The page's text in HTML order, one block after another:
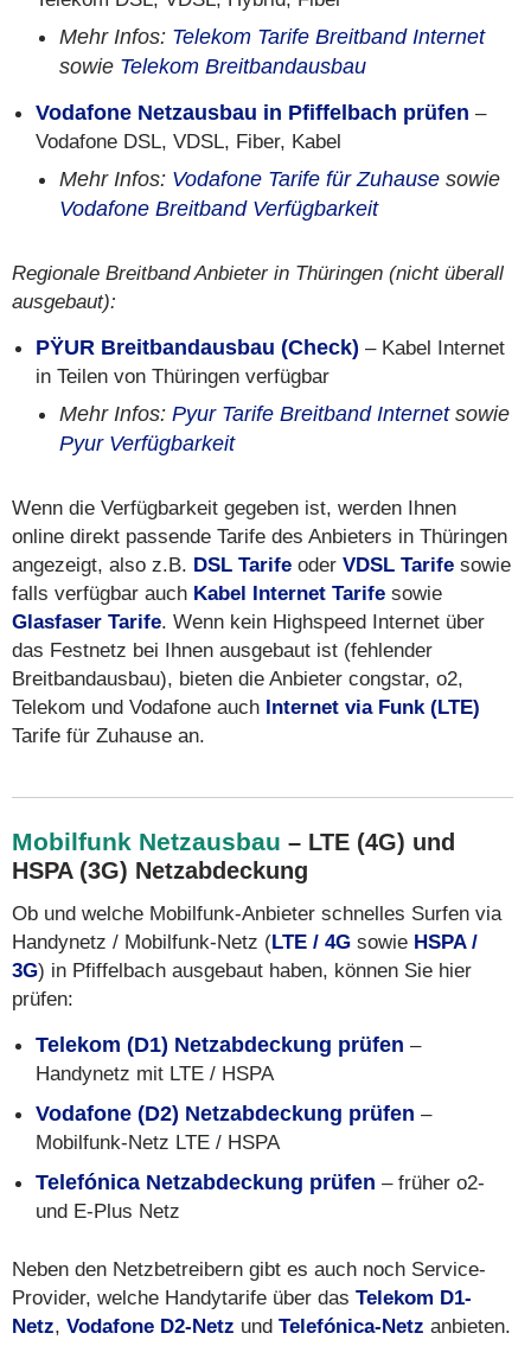
Mehr Infos: Telekom Tarife Breitband Internet
sowie Telekom Breitbandausbau
Vodafone Netzausbau in Pfiffelbach prüfen –
Vodafone DSL, VDSL, Fiber, Kabel
Mehr Infos: Vodafone Tarife für Zuhause sowie
Vodafone Breitband Verfügbarkeit
Regionale Breitband Anbieter in Thüringen (nicht überall
ausgebaut):
PŸUR Breitbandausbau (Check) – Kabel Internet
in Teilen von Thüringen verfügbar
Mehr Infos: Pyur Tarife Breitband Internetsowie
Pyur Verfügbarkeit
Wenn die Verfügbarkeit gegeben ist, werden Ihnen
online direkt passende Tarife des Anbieters in Thüringen
angezeigt, also z.B. DSL Tarife oder VDSL Tarife sowie
falls verfügbar auch Kabel Internet Tarife sowie
Glasfaser Tarife. Wenn kein Highspeed Internet über
das Festnetz bei Ihnen ausgebaut ist (fehlender
Breitbandausbau), bieten die Anbieter congstar, o2,
Telekom und Vodafone auch Internet via Funk (LTE)
Tarife für Zuhause an.
Mobilfunk Netzausbau – LTE (4G) und
HSPA (3G) Netzabdeckung
Ob und welche Mobilfunk-Anbieter schnelles Surfen via
Handynetz / Mobilfunk-Netz (LTE / 4G sowie HSPA /
3G) in Pfiffelbach ausgebaut haben, können Sie hier
prüfen:
Telekom (D1) Netzabdeckung prüfen –
Handynetz mit LTE / HSPA
Vodafone (D2) Netzabdeckung prüfen –
Mobilfunk-Netz LTE / HSPA
Telefónica Netzabdeckung prüfen – früher o2-
und E-Plus Netz
Neben den Netzbetreibern gibt es auch noch Service-
Provider, welche Handytarife über das Telekom D1-
Netz, Vodafone D2-Netz und Telefónica-Netz anbieten.